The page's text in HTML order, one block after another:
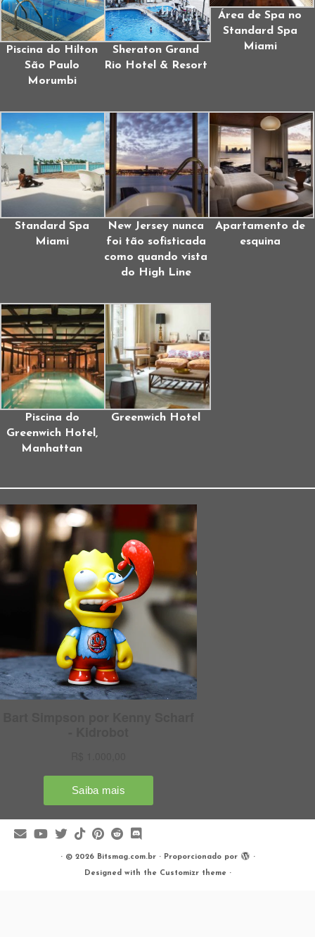
Piscina do Hilton
São Paulo
Morumbi
Sheraton Grand
Rio Hotel & Resort
Área de Spa no
Standard Spa
Miami
Standard Spa
Miami
New Jersey nunca
foi tão sofisticada
como quando vista
do High Line
Apartamento de
esquina
Piscina do
Greenwich Hotel,
Manhattan
Greenwich Hotel
· © 2026 Bitsmag.com.br· Proporcionado por ·
Designed with the Customizr theme ·